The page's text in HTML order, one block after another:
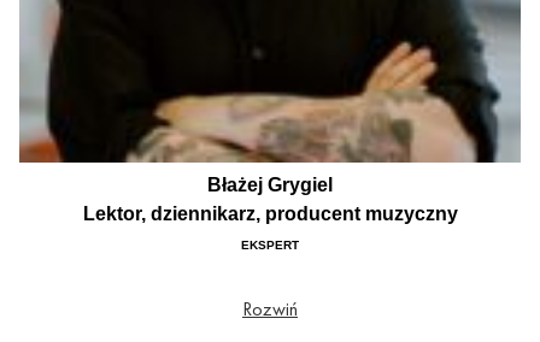
Błażej Grygiel
Lektor, dziennikarz, producent muzyczny
EKSPERT
scenie jak i w domowym studio. Jako muzyk pracował z takimi zespołami jak
Rozwiń